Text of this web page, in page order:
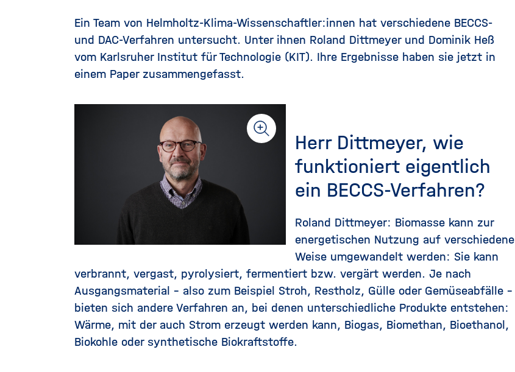
Ein Team von Helmholtz-Klima-Wissenschaftler:innen hat verschiedene BECCS-
und DAC-Verfahren untersucht. Unter ihnen Roland Dittmeyer und Dominik Heß
vom Karlsruher Institut für Technologie (KIT). Ihre Ergebnisse haben sie jetzt in
einem Paper zusammengefasst.
Herr Dittmeyer, wie
funktioniert eigentlich
ein BECCS-Verfahren?
Roland Dittmeyer: Biomasse kann zur
energetischen Nutzung auf verschiedene
Weise umgewandelt werden: Sie kann
verbrannt, vergast, pyrolysiert, fermentiert bzw. vergärt werden. Je nach
Ausgangsmaterial – also zum Beispiel Stroh, Restholz, Gülle oder Gemüseabfälle –
bieten sich andere Verfahren an, bei denen unterschiedliche Produkte entstehen:
Wärme, mit der auch Strom erzeugt werden kann, Biogas, Biomethan, Bioethanol,
Biokohle oder synthetische Biokraftstoffe.